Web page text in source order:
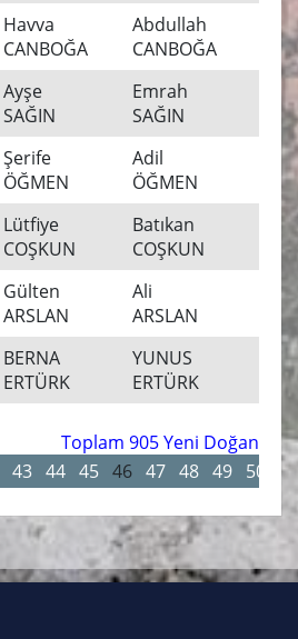
Havva
CANBOĞA
Abdullah
CANBOĞA
Ayşe
SAĞIN
Emrah
SAĞIN
Şerife
ÖĞMEN
Adil
ÖĞMEN
Lütfiye
COŞKUN
Batıkan
COŞKUN
Gülten
ARSLAN
Ali
ARSLAN
BERNA
ERTÜRK
YUNUS
ERTÜRK
Toplam 905 Yeni Doğan
43 44 45 46 47 48 49 50 …